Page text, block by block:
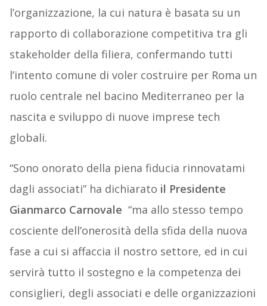
l’organizzazione, la cui natura è basata su un
rapporto di collaborazione competitiva tra gli
stakeholder della filiera, confermando tutti
l’intento comune di voler costruire per Roma un
ruolo centrale nel bacino Mediterraneo per la
nascita e sviluppo di nuove imprese tech
globali.
“Sono onorato della piena fiducia rinnovatami
dagli associati” ha dichiarato il Presidente
Gianmarco Carnovale “ma allo stesso tempo
cosciente dell’onerosità della sfida della nuova
fase a cui si affaccia il nostro settore, ed in cui
servirà tutto il sostegno e la competenza dei
consiglieri, degli associati e delle organizzazioni